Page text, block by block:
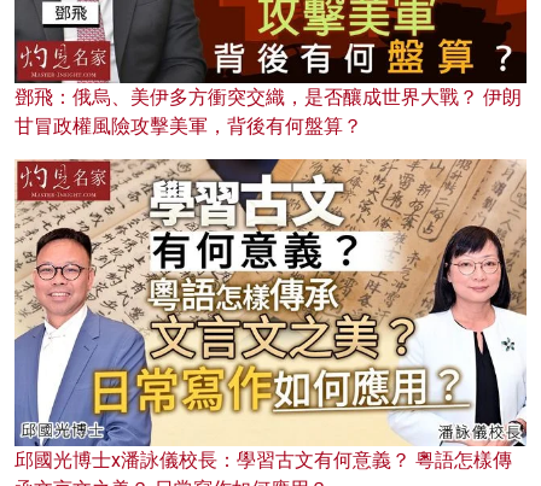
鄧飛：俄烏、美伊多方衝突交織，是否釀成世界大戰？ 伊朗
甘冒政權風險攻擊美軍，背後有何盤算？
邱國光博士x潘詠儀校長：學習古文有何意義？ 粵語怎樣傳